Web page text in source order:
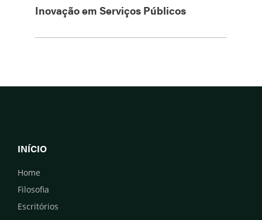
Inovação em Serviços Públicos
INÍCIO
Home
Filosofia
Escritórios